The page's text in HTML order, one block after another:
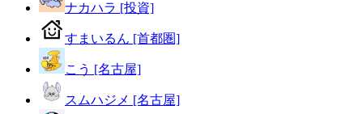
ナカハラ [投資]
すまいるん [首都圏]
こう [名古屋]
スムハジメ [名古屋]